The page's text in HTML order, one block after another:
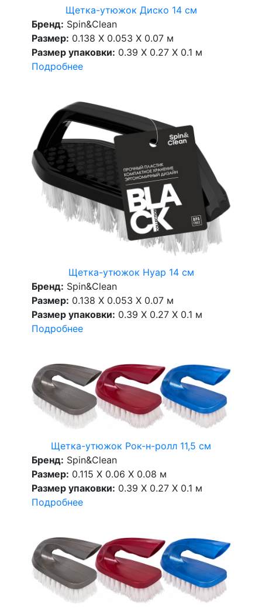
Щетка-утюжок Диско 14 см
Бренд: Spin&Clean
Размер: 0.138 X 0.053 X 0.07 м
Размер упаковки: 0.39 X 0.27 X 0.1 м
Подробнее
Щетка-утюжок Нуар 14 см
Бренд: Spin&Clean
Размер: 0.138 X 0.053 X 0.07 м
Размер упаковки: 0.39 X 0.27 X 0.1 м
Подробнее
Щетка-утюжок Рок-н-ролл 11,5 см
Бренд: Spin&Clean
Размер: 0.115 X 0.06 X 0.08 м
Размер упаковки: 0.39 X 0.27 X 0.1 м
Подробнее